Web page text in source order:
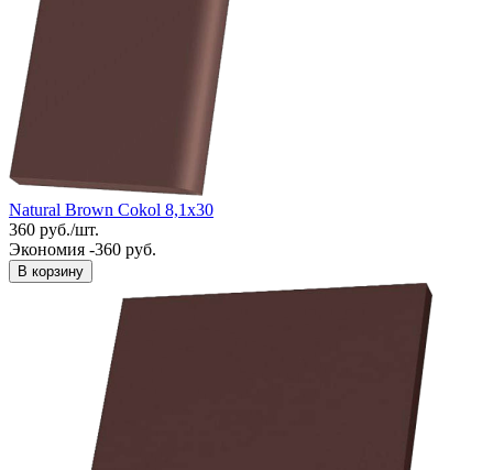
Natural Brown Cokol 8,1x30
360 руб./шт.
Экономия -360 руб.
В корзину